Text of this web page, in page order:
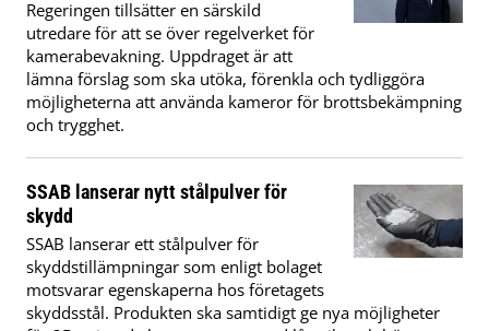
Regeringen tillsätter en särskild
utredare för att se över regelverket för
kamerabevakning. Uppdraget är att
lämna förslag som ska utöka, förenkla och tydliggöra
möjligheterna att använda kameror för brottsbekämpning
och trygghet.
SSAB lanserar nytt stålpulver för
skydd
SSAB lanserar ett stålpulver för
skyddstillämpningar som enligt bolaget
motsvarar egenskaperna hos företagets
skyddsstål. Produkten ska samtidigt ge nya möjligheter